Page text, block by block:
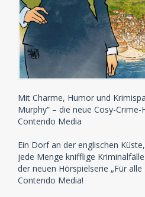
Mit Charme, Humor und
Murphy“ – die neue Cosy-
Contendo Media
Ein Dorf an der englischen
jede Menge knifflige
der neuen Hörspielserie „Für alle
Contendo Media!